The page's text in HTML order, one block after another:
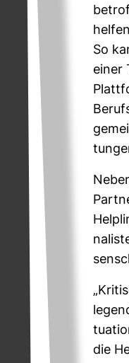
So
einer
die